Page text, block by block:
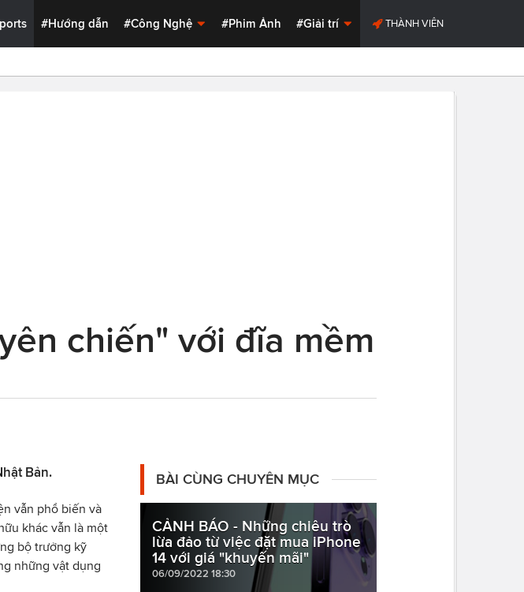
#Hướng dẫn #Công Nghệ #Phim Ảnh #Giải trí THÀNH VIÊN
chiến" với đĩa mềm
Bản.
vẫn phổ biến và
khác vẫn là một
bộ trưởng kỹ
những vật dụng
BÀI CÙNG CHUYÊN MỤC
CẢNH BÁO - Những chiêu trò
lừa đảo từ việc đặt mua iPhone
14 với giá "khuyến mãi"
06/09/2022 18:30